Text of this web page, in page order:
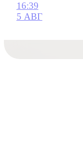
16:39
5 АВГ